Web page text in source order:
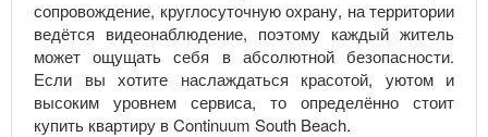
сопровождение, круглосуточную охрану, на территории
ведётся видеонаблюдение, поэтому каждый житель
может ощущать себя в абсолютной безопасности.
Если вы хотите наслаждаться красотой, уютом и
высоким уровнем сервиса, то определённо стоит
купить квартиру в Continuum South Beach.